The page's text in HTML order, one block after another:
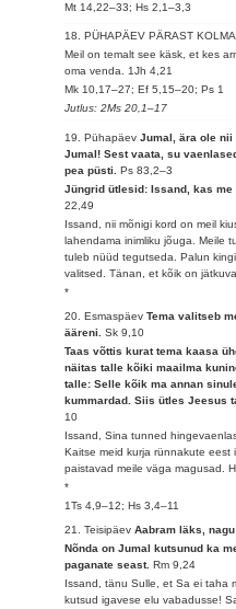
Mt 14,22–33; Hs 2,1–3,3
18. PÜHAPÄEV PÄRAST
Meil on temalt see käsk, et kes
oma venda. 1Jh 4,21
Mk 10,17–27; Ef 5,15–20; Ps 1
Jutlus: 2Ms 20,1–17
19. PühapäevJumal, ära ole
Jumal! Sest vaata, su
pea püsti.Ps 83,2–3
Jüngrid ütlesid: Issand, kas
22,49
Issand, nii mõnigi kord on meil
lahendama inimliku jõuga. Meile
tuleb nüüd tegutseda. Palun
valitsed. Tänan, et kõik on
*
20. EsmaspäevTema valitseb
ääreni.Sk 9,10
Taas võttis kurat tema kaasa
näitas talle kõiki maailma
talle: Selle kõik ma annan
kummardad. Siis ütles Jeesus
10
Issand, Sina tunned
Kaitse meid kurja rünnakute eest
paistavad meile väga magusad.
*
1Ts 4,9–12; Hs 3,4–11
21. TeisipäevAabram läks,
Nõnda on Jumal kutsunud ka
paganate seast.Rm 9,24
Issand, tänu Sulle, et Sa ei taha
kutsud igavese elu vabadusse!